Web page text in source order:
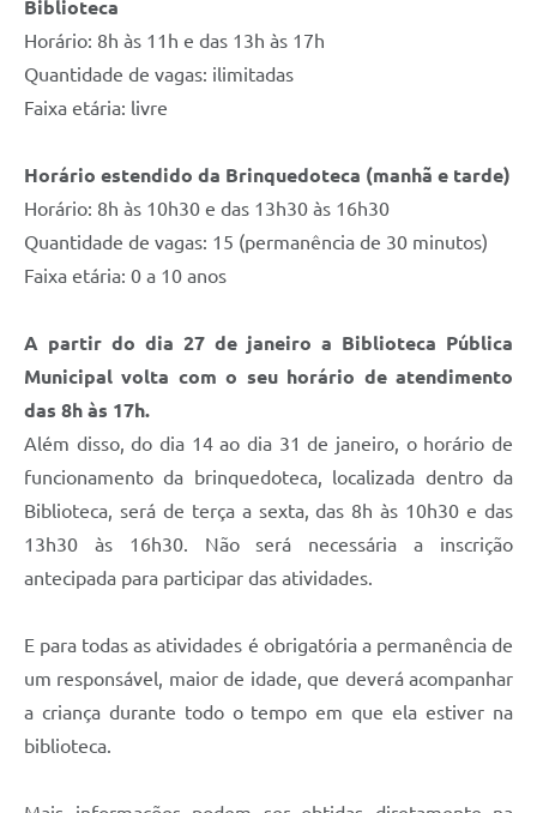
Biblioteca
Horário: 8h às 11h e das 13h às 17h
Quantidade de vagas: ilimitadas
Faixa etária: livre
Horário estendido da Brinquedoteca (manhã e tarde)
Horário: 8h às 10h30 e das 13h30 às 16h30
Quantidade de vagas: 15 (permanência de 30 minutos)
Faixa etária: 0 a 10 anos
A partir do dia 27 de janeiro a Biblioteca Pública
Municipal volta com o seu horário de atendimento
das 8h às 17h.
Além disso, do dia 14 ao dia 31 de janeiro, o horário de
funcionamento da brinquedoteca, localizada dentro da
Biblioteca, será de terça a sexta, das 8h às 10h30 e das
13h30 às 16h30. Não será necessária a inscrição
antecipada para participar das atividades.
E para todas as atividades é obrigatória a permanência de
um responsável, maior de idade, que deverá acompanhar
a criança durante todo o tempo em que ela estiver na
biblioteca.